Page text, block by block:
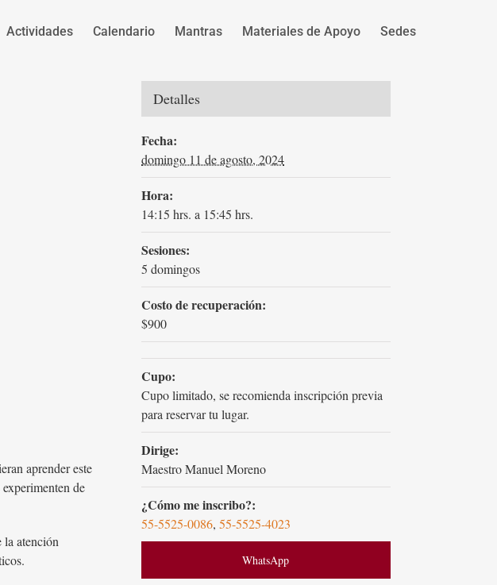
Actividades Calendario Mantras Materiales de Apoyo Sedes
aprender este
de
la atención
Detalles
Fecha:
domingo 11 de agosto, 2024
Hora:
14:15 hrs. a 15:45 hrs.
Sesiones:
5 domingos
Costo de recuperación:
$900
Cupo:
Cupo limitado, se recomienda inscripción previa
para reservar tu lugar.
Dirige:
Maestro Manuel Moreno
¿Cómo me inscribo?:
55-5525-0086, 55-5525-4023
WhatsApp